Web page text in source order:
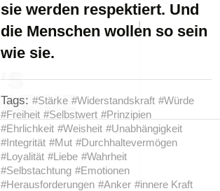
sie werden respektiert. Und
die Menschen wollen so sein
wie sie.
Tags: #Stärke #Widerstandskraft #Würde
#Freiheit #Selbstwert #Prinzipien
#Ehrlichkeit #Weisheit #Unabhängigkeit
#Integrität #Mut #Durchhaltevermögen
#Loyalität #Liebe #Wahrheit
#Selbstachtung #Emotionen
#Herausforderungen #Anker #innere Kraft